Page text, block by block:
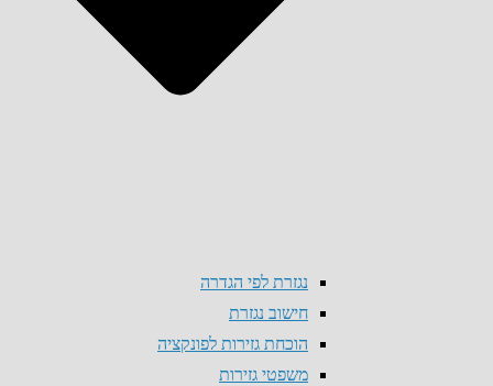
נגזרת לפי הגדרה
חישוב נגזרת
הוכחת גזירות לפונקציה
משפטי גזירות